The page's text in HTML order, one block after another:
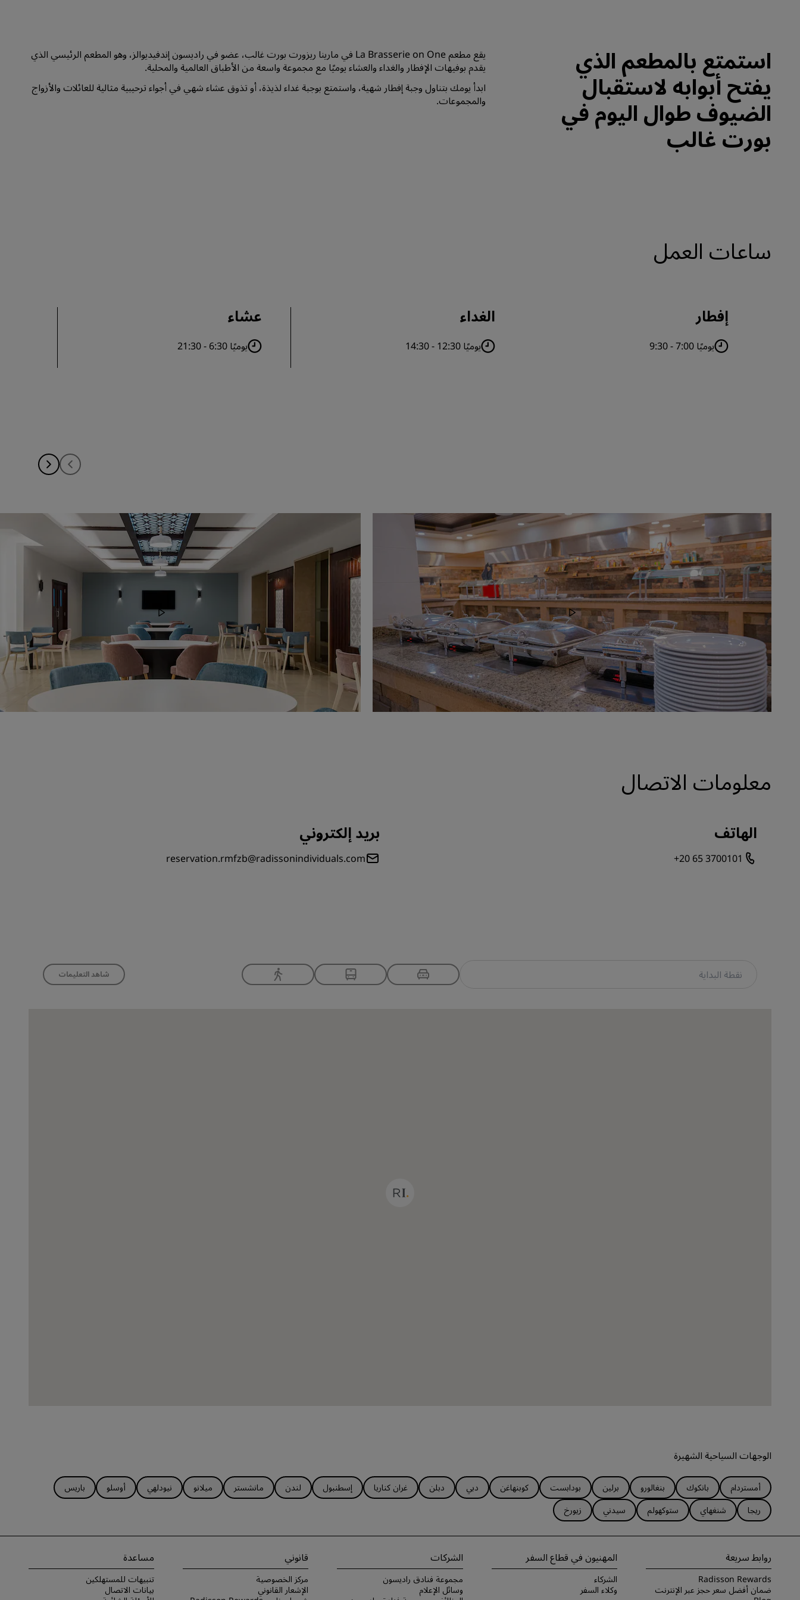
استمتع بالمطعم الذي
يفتح أبوابه لاستقبال
الضيوف طوال اليوم في
بورت غالب
يقع مطعم La Brasserie on One في مارينا ريزورت بورت غالب، عضو في راديسون إندفيديوالز، وهو المطعم الرئيسي الذي
يقدم بوفيهات الإفطار والغداء والعشاء يوميًا مع مجموعة واسعة من الأطباق العالمية والمحلية.
ابدأ يومك بتناول وجبة إفطار شهية، واستمتع بوجبة غداء لذيذة، أو تذوق عشاء شهي في أجواء ترحيبية مثالية للعائلات والأزواج
والمجموعات.
ساعات العمل
إفطار
يوميًا 7:00 - 9:30
الغداء
يوميًا 12:30 - 14:30
عشاء
يوميًا 6:30 - 21:30
معلومات الاتصال
الهاتف
+20 65 3700101
بريد إلكتروني
reservation.rmfzb@radissonindividuals.com
شاهد التعليمات
الوجهات السياحية الشهيرة
أمستردام بانكوك بنغالورو برلين بودابست كوبنهاغن دبي دبلن غران كناريا إسطنبول لندن مانشستر ميلانو نيودلهي أوسلو
باريس
ريجا
شنغهاي ستوكهولم سيدني زيورخ
روابط سريعة
Radisson Rewards
ضمان أفضل سعر حجز عبر الإنترنت
المهنيون في قطاع السفر
الشركاء
وكلاء السفر
الشركات
مجموعة فنادق راديسون
وسائل الإعلام
قانوني
مركز الخصوصية
الإشعار القانوني
مساعدة
تنبيهات للمستهلكين
بيانات الاتصال